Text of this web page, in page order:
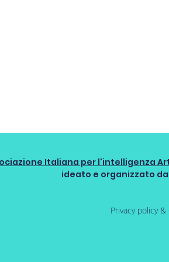
Italiana per l'intelligenza
ideato e organizzato da
Privacy policy &